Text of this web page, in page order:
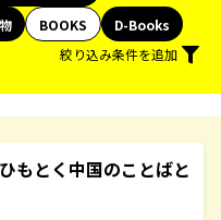
BOOKS
D-Books
絞り込み条件を追加
もとく中国のことばと